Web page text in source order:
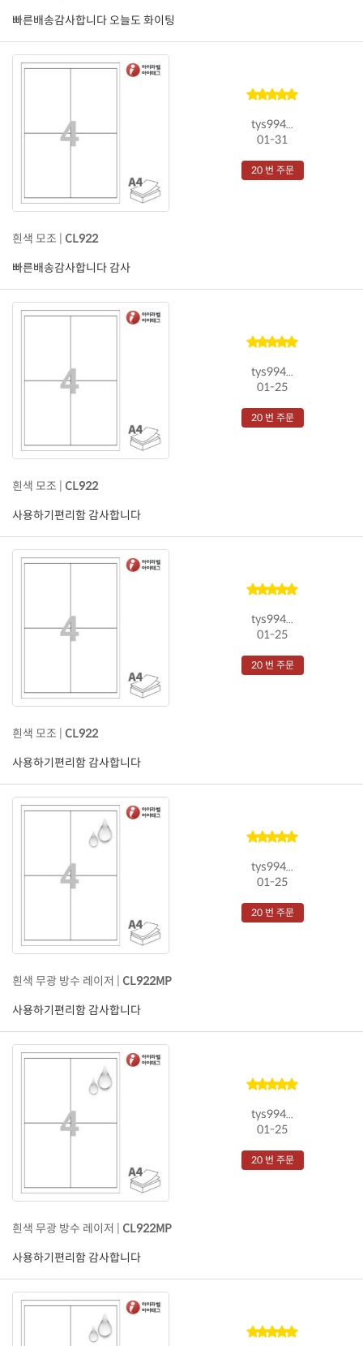
빠른배송감사합니다 오늘도 화이팅
tys994...
01-31
20 번 주문
흰색 모조 | CL922
빠른배송감사합니다 감사
tys994...
01-25
20 번 주문
흰색 모조 | CL922
사용하기편리함 감사합니다
tys994...
01-25
20 번 주문
흰색 모조 | CL922
사용하기편리함 감사합니다
tys994...
01-25
20 번 주문
흰색 무광 방수 레이저 | CL922MP
사용하기편리함 감사합니다
tys994...
01-25
20 번 주문
흰색 무광 방수 레이저 | CL922MP
사용하기편리함 감사합니다